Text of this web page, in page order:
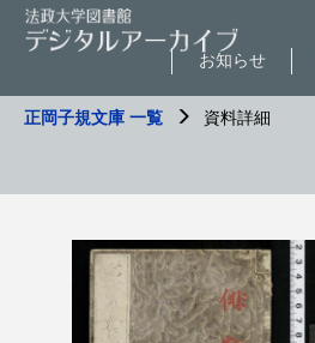
お知らせ
正岡子規文庫 一覧 資料詳細